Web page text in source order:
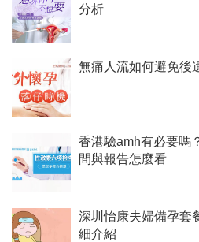
分析
無痛人流如何避免後
香港驗amh有必要嗎
間與報告怎麼看
深圳怡康夫婦備孕套
細介紹